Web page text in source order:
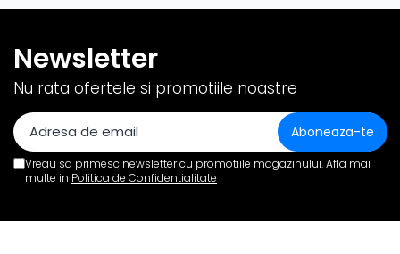
Newsletter
Nu rata ofertele si promotiile noastre
Vreau sa primesc newsletter cu promotiile magazinului. Afla mai
multe in Politica de Confidentialitate